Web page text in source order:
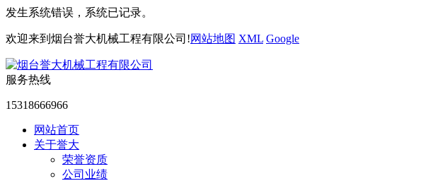
发生系统错误，系统已记录。
欢迎来到烟台誉大机械工程有限公司!网站地图 XML Google
服务热线
15318666966
网站首页
关于誉大
荣誉资质
公司业绩